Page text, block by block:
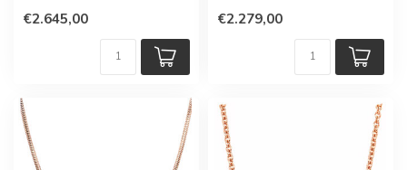
€2.645,00 €2.279,00